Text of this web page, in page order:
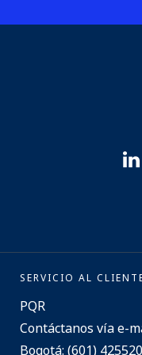
SERVICIO AL
PQR
Contáctanos vía e-
Bogotá: (601)